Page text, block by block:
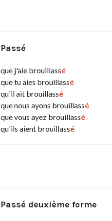
Passé
que j'aie brouillassé
que tu aies brouillassé
qu'il ait brouillassé
que nous ayons brouillassé
que vous ayez brouillassé
qu'ils aient brouillassé
Passé deuxième forme